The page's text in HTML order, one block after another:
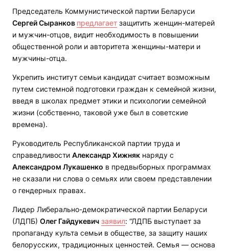
Председатель Коммунистической партии Беларуси
Сергей Сыранков предлагает защитить женщин-матерей
и мужчин-отцов, видит необходимость в повышении
общественной роли и авторитета женщины-матери и
мужчины-отца.
Укрепить институт семьи кандидат считает возможным
путем системной подготовки граждан к семейной жизни,
введя в школах предмет этики и психологии семейной
жизни (собственно, таковой уже был в советские
времена).
Руководитель Республиканской партии труда и
справедливости Александр Хижняк наряду с
Александром Лукашенко в предвыборных программах
не сказали ни слова о семьях или своем представлении
о гендерных правах.
Лидер Либерально-демократической партии Беларуси
(ЛДПБ) Олег Гайдукевич заявил: “ЛДПБ выступает за
пропаганду культа семьи в обществе, за защиту наших
белорусских, традиционных ценностей. Семья — основа